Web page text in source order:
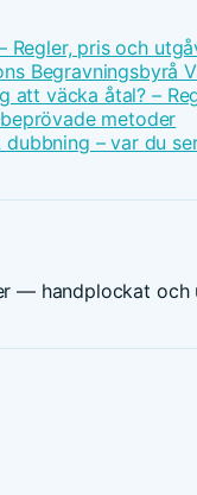
Regler, pris och
Begravningsbyrå
att väcka åtal? –
metoder
– var du
— handplockat